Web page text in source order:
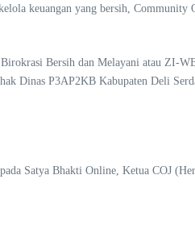
keuangan yang bersih,
Bersih dan Melayani atau ZI-
Dinas P3AP2KB Kabupaten Deli
Satya Bhakti Online, Ketua COJ